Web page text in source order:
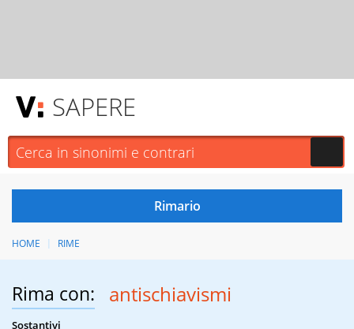
SAPERE
HOME RIME
Rima con: antischiavismi
Sostantivi